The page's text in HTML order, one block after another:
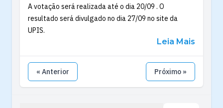
A votação será realizada até o dia 20/09 . O
resultado será divulgado no dia 27/09 no site da
UPIS.
Leia Mais
« Anterior Próximo »